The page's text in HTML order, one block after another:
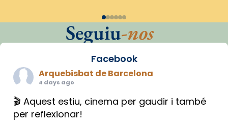
Seguiu-nos
Facebook
Arquebisbat de Barcelona
4 days ago
🎬 Aquest estiu, cinema per gaudir i també
per reflexionar!